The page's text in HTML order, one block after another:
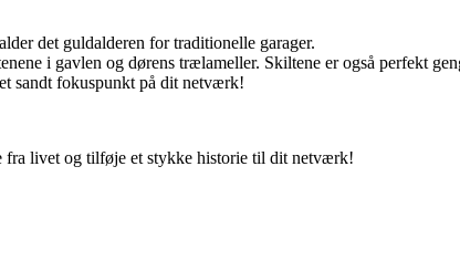
det guldalderen for traditionelle garager.
i gavlen og dørens trælameller. Skiltene er også perfekt
sandt fokuspunkt på dit netværk!
fra livet og tilføje et stykke historie til dit netværk!